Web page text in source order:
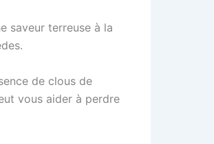
saveur terreuse à la
de clous de
vous aider à perdre